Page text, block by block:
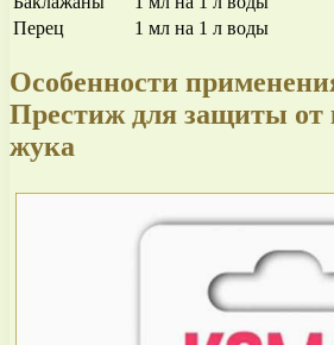
Перец
1 мл на 1 л воды
Особенности
Престиж для защиты от
жука